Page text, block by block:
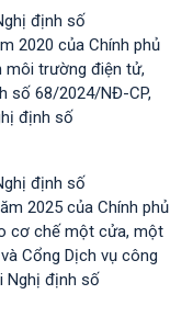
định số
2020 của Chính phủ
môi trường điện tử,
số 68/2024/NĐ-CP,
định số
định số
2025 của Chính phủ
cơ chế một cửa, một
Cổng Dịch vụ công
Nghị định số